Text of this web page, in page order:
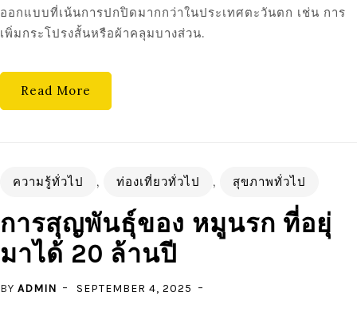
ออกแบบที่เน้นการปกปิดมากกว่าในประเทศตะวันตก เช่น การ
เพิ่มกระโปรงสั้นหรือผ้าคลุมบางส่วน.
Read More
ความรู้ทั่วไป , ท่องเที่ยวทั่วไป , สุขภาพทั่วไป
การสุญพันธุ์ของ หมูนรก ที่อยุ่
มาได้ 20 ล้านปี
BY ADMIN SEPTEMBER 4, 2025